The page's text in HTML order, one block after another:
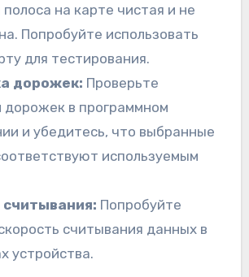
полоса на карте чистая и не
Попробуйте использовать
для тестирования.
дорожек: Проверьте
дорожек в программном
и убедитесь, что выбранные
используемым
считывания: Попробуйте
считывания данных в
устройства.